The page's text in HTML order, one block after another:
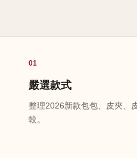
01
嚴選款式
整理2026新款包包、皮夾、
較。